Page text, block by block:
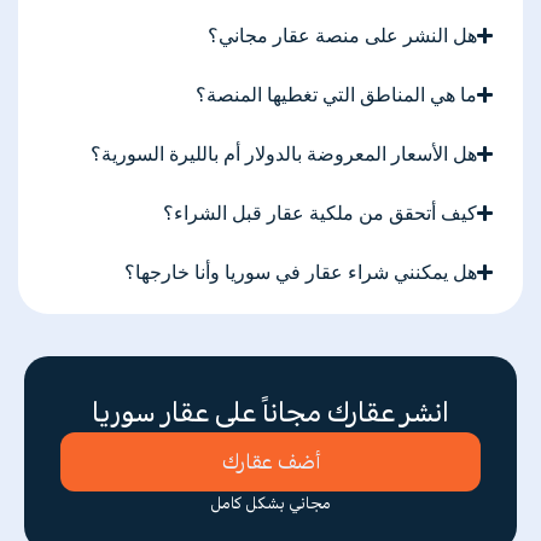
هل النشر على منصة عقار مجاني؟
ما هي المناطق التي تغطيها المنصة؟
هل الأسعار المعروضة بالدولار أم بالليرة السورية؟
كيف أتحقق من ملكية عقار قبل الشراء؟
هل يمكنني شراء عقار في سوريا وأنا خارجها؟
انشر عقارك مجاناً على عقار سوريا
أضف عقارك
مجاني بشكل كامل